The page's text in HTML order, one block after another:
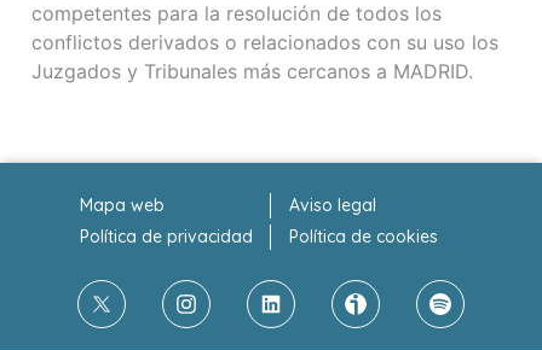
competentes para la resolución de todos los
conflictos derivados o relacionados con su uso los
Juzgados y Tribunales más cercanos a MADRID.
Mapa web
Aviso legal
Política de privacidad
Política de cookies